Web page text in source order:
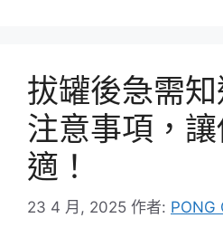
拔罐後急需
注意事項，
適！
23 4 月, 2025 作者: PONG